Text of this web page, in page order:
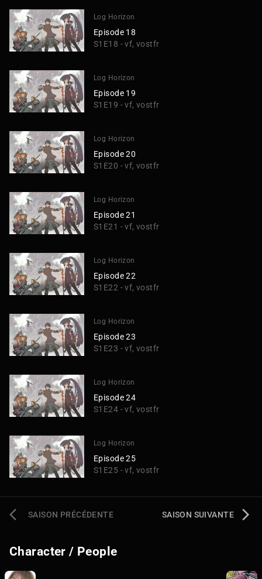
Log Horizon
Episode 18
S1E18 - vf, vostfr
Log Horizon
Episode 19
S1E19 - vf, vostfr
Log Horizon
Episode 20
S1E20 - vf, vostfr
Log Horizon
Episode 21
S1E21 - vf, vostfr
Log Horizon
Episode 22
S1E22 - vf, vostfr
Log Horizon
Episode 23
S1E23 - vf, vostfr
Log Horizon
Episode 24
S1E24 - vf, vostfr
Log Horizon
Episode 25
S1E25 - vf, vostfr
SAISON PRÉCÉDENTE SAISON SUIVANTE
Character / People